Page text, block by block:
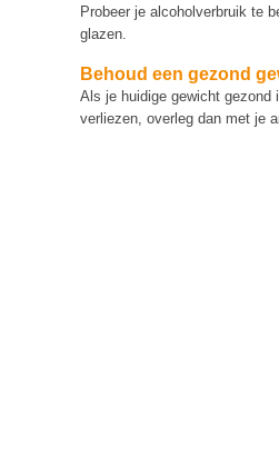
Probeer je alcoholverbruik te
glazen.
Behoud een gezond
Als je huidige gewicht
verliezen, overleg dan met je